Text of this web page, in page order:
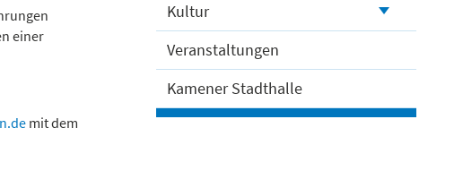
einer
mit dem
Kultur
Veranstaltungen
Kamener Stadthalle